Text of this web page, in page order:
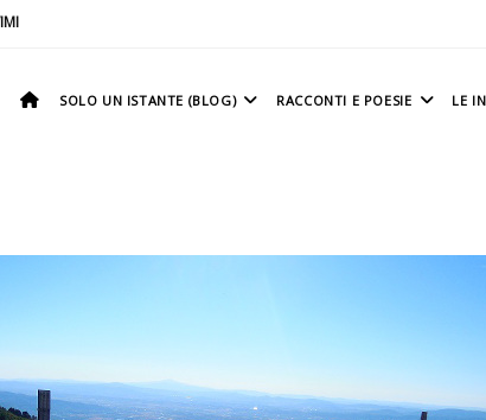
SOLO UN ISTANTE (BLOG) RACCONTI E POESIE LE